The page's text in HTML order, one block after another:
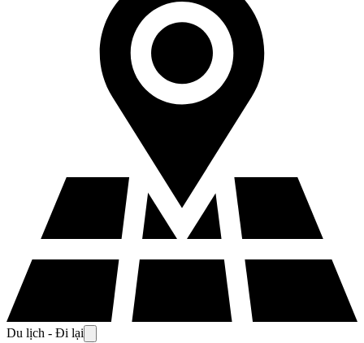
Du lịch - Đi lại